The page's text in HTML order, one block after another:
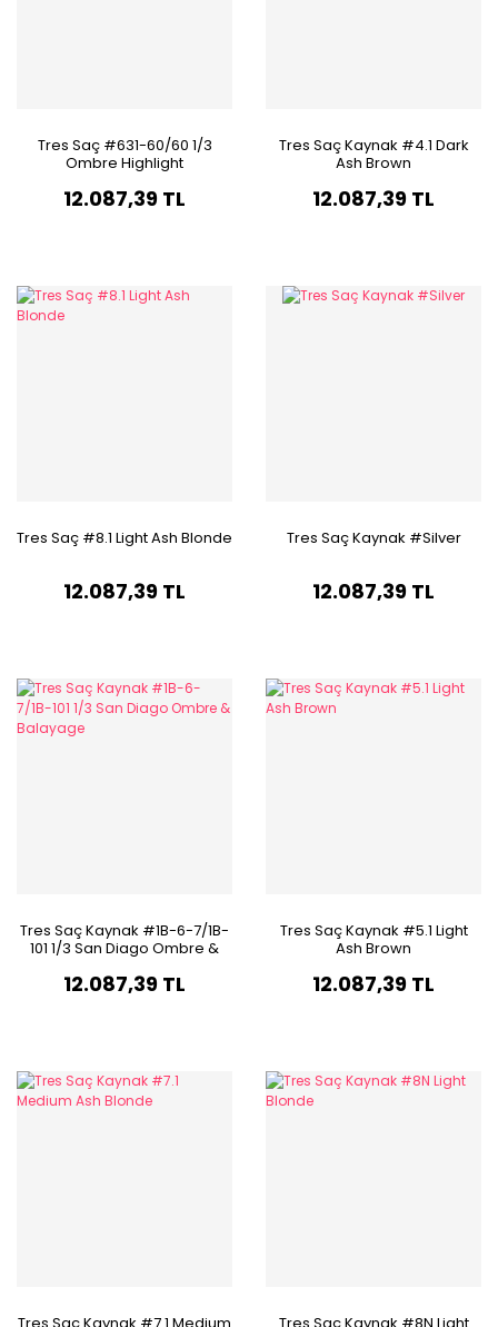
Tres Saç #631-60/60 1/3
Ombre Highlight
12.087,39 TL
Tres Saç Kaynak #4.1 Dark
Ash Brown
12.087,39 TL
Tres Saç #8.1 Light Ash Blonde
12.087,39 TL
Tres Saç Kaynak #Silver
12.087,39 TL
Tres Saç Kaynak #1B-6-7/1B-
101 1/3 San Diago Ombre &
12.087,39 TL
Tres Saç Kaynak #5.1 Light
Ash Brown
12.087,39 TL